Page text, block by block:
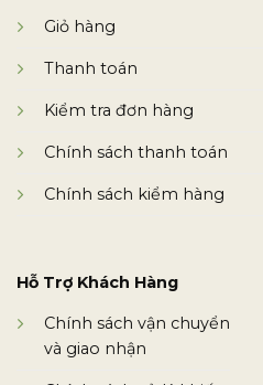
Giỏ hàng
Thanh toán
Kiểm tra đơn hàng
Chính sách thanh toán
Chính sách kiểm hàng
Hỗ Trợ Khách Hàng
Chính sách vận chuyển
và giao nhận